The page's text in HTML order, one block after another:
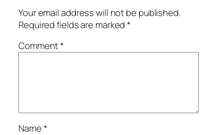
Your email address will not be published.
Required fields are marked*
Comment*
Name*